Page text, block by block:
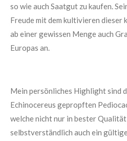
so wie auch Saatgut zu kaufen.
Freude mit dem kultivieren dieser
ab einer gewissen Menge auch
Europas an.
Mein persönliches Highlight sind
Echinocereus gepropften
welche nicht nur in bester Qualität
selbstverständlich auch ein